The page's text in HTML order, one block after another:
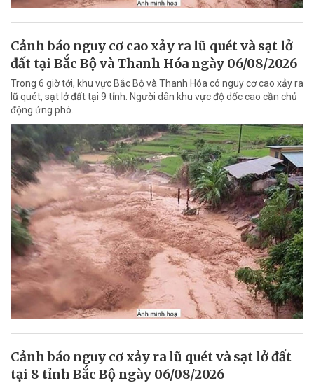
Cảnh báo nguy cơ cao xảy ra lũ quét và sạt lở
đất tại Bắc Bộ và Thanh Hóa ngày 06/08/2026
Trong 6 giờ tới, khu vực Bắc Bộ và Thanh Hóa có nguy cơ cao xảy ra
lũ quét, sạt lở đất tại 9 tỉnh. Người dân khu vực độ dốc cao cần chủ
động ứng phó.
Cảnh báo nguy cơ xảy ra lũ quét và sạt lở đất
tại 8 tỉnh Bắc Bộ ngày 06/08/2026